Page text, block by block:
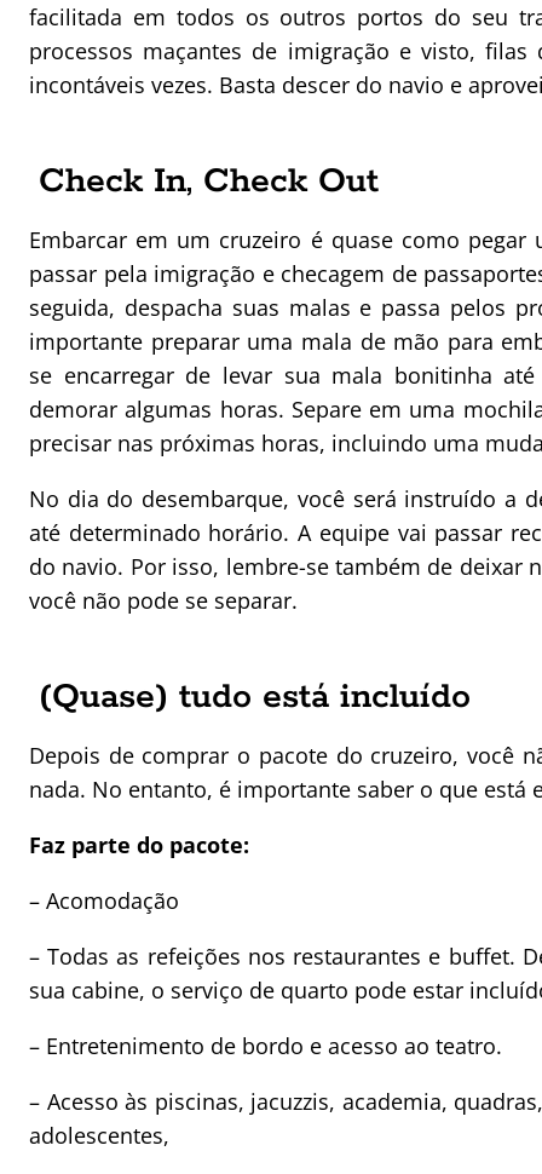
facilitada em todos os outros portos do seu
processos maçantes de imigração e visto,
incontáveis vezes. Basta descer do navio e
Check In, Check Out
Embarcar em um cruzeiro é quase como
passar pela imigração e checagem de
seguida, despacha suas malas e passa pelos
importante preparar uma mala de mão para
se encarregar de levar sua mala bonitinha
demorar algumas horas. Separe em uma
precisar nas próximas horas, incluindo uma
No dia do desembarque, você será instruído a
até determinado horário. A equipe vai passar
do navio. Por isso, lembre-se também de deixar
você não pode se separar.
(Quase) tudo está incluído
Depois de comprar o pacote do cruzeiro, você
nada. No entanto, é importante saber o que está
Faz parte do pacote:
– Acomodação
– Todas as refeições nos restaurantes e buffet.
sua cabine, o serviço de quarto pode estar
– Entretenimento de bordo e acesso ao teatro.
– Acesso às piscinas, jacuzzis, academia,
adolescentes,